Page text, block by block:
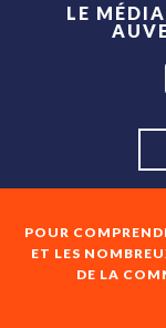
POUR
ET LES
DE LA
LE
En cochant